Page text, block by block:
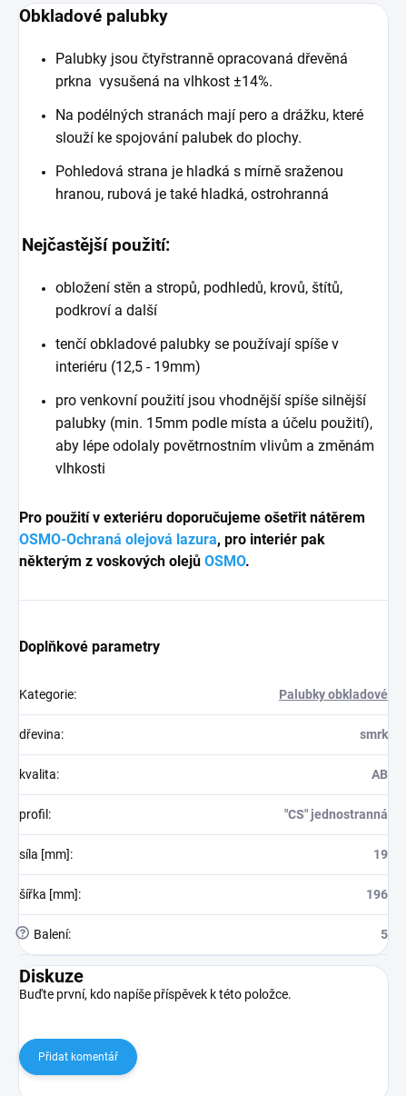
Obkladové palubky
Palubky jsou čtyřstranně opracovaná dřevěná
prkna vysušená na vlhkost ±14%.
Na podélných stranách mají pero a drážku, které
slouží ke spojování palubek do plochy.
Pohledová strana je hladká s mírně sraženou
hranou, rubová je také hladká, ostrohranná
Nejčastější použití:
obložení stěn a stropů, podhledů, krovů, štítů,
podkroví a další
tenčí obkladové palubky se používají spíše v
interiéru (12,5 - 19mm)
pro venkovní použití jsou vhodnější spíše silnější
palubky (min. 15mm podle místa a účelu použití),
aby lépe odolaly povětrnostním vlivům a změnám
vlhkosti
Pro použití v exteriéru doporučujeme ošetřit nátěrem
OSMO-Ochraná olejová lazura, pro interiér pak
některým z voskových olejů OSMO.
Doplňkové parametry
Kategorie: Palubky obkladové
dřevina: smrk
kvalita: AB
profil : "CS" jednostranná
síla [mm]: 19
šířka [mm]: 196
? Balení: 5
Diskuze
Buďte první, kdo napíše příspěvek k této položce.
Přidat komentář